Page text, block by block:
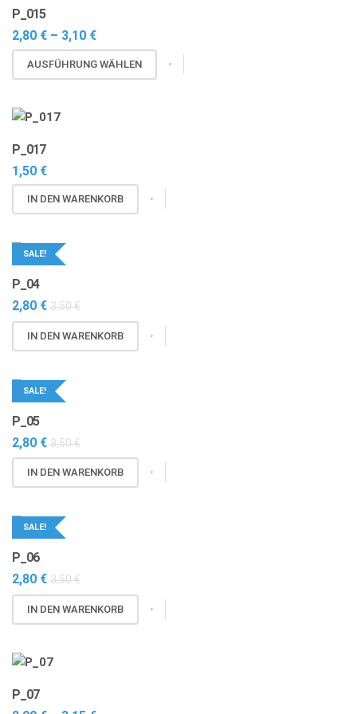
P_015
2,80 € – 3,10 €Preisspanne:
2,80 €
bis
3,10 €
AUSFÜHRUNG WÄHLEN
Dieses
Produkt
Optionen
können
P_017
1,50 €
IN DEN WARENKORB
SALE!
P_04
2,80 € 3,50€
IN DEN WARENKORB
SALE!
P_05
2,80 € 3,50€
IN DEN WARENKORB
SALE!
P_06
2,80 € 3,50€
IN DEN WARENKORB
P_07